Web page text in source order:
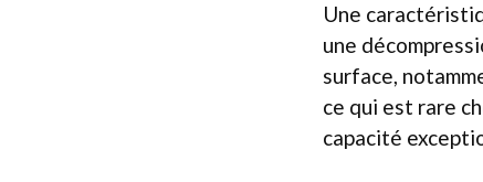
Une
une
surface,
ce qui est rare
capacité